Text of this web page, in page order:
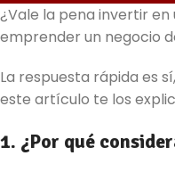
¿Vale la pena invertir en
emprender un negocio
La respuesta rápida es
este artículo te los
1. ¿Por qué